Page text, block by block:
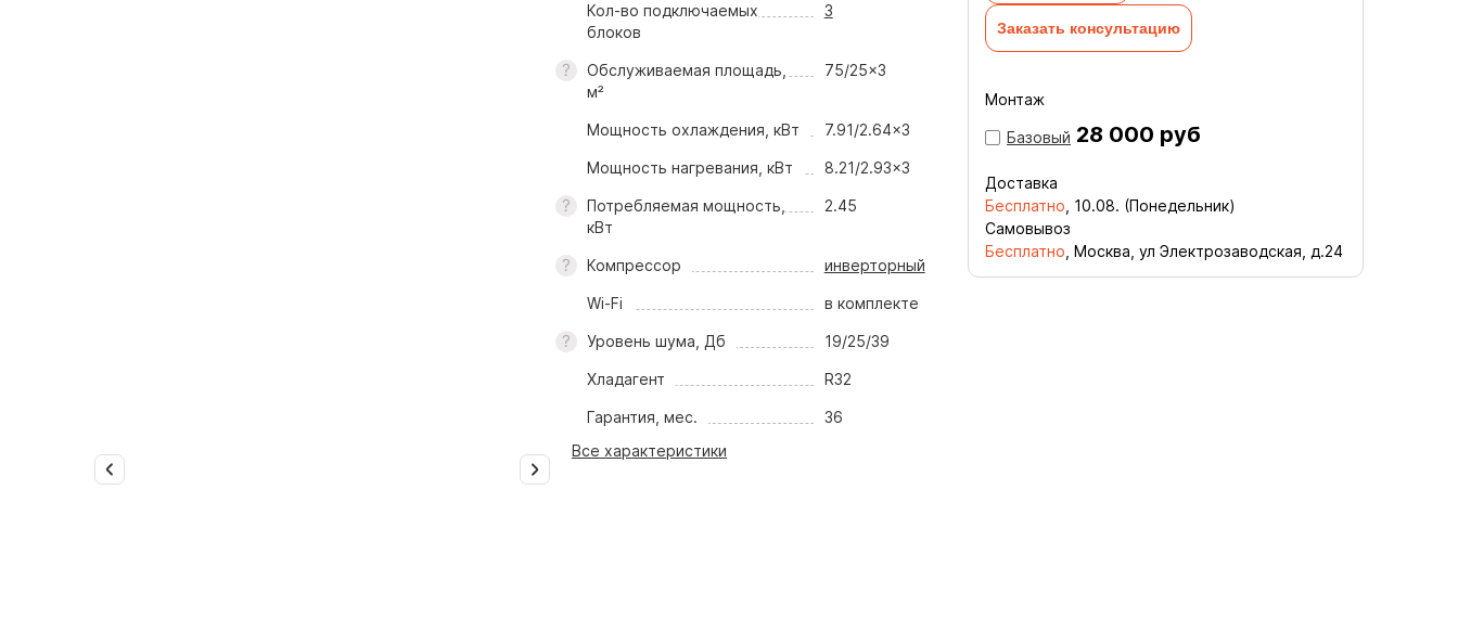
Кол-во подключаемых
блоков
3
Обслуживаемая площадь,
м²
75/25x3
Мощность охлаждения, кВт 7.91/2.64x3
Мощность нагревания, кВт 8.21/2.93x3
Потребляемая мощность,
кВт
2.45
Компрессор инверторный
Wi-Fi в комплекте
Уровень шума, Дб 19/25/39
Хладагент R32
Гарантия, мес.
36
Все характеристики
Заказать консультацию
Монтаж
Базовый 28 000 руб
Доставка
Бесплатно 10.08. (Понедельник)
Самовывоз
Бесплатно , Москва, ул Электрозаводская, д.24